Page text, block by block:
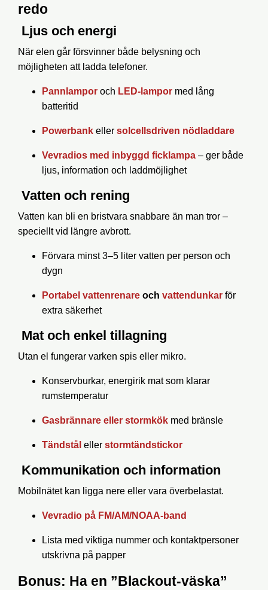
redo
Ljus och energi
När elen går försvinner både belysning och
möjligheten att ladda telefoner.
Pannlampor och LED-lampor med lång
batteritid
Powerbank eller solcellsdriven nödladdare
Vevradios med inbyggd ficklampa – ger både
ljus, information och laddmöjlighet
Vatten och rening
Vatten kan bli en bristvara snabbare än man tror –
speciellt vid längre avbrott.
Förvara minst 3–5 liter vatten per person och
dygn
Portabel vattenrenare och vattendunkar för
extra säkerhet
Mat och enkel tillagning
Utan el fungerar varken spis eller mikro.
Konservburkar, energirik mat som klarar
rumstemperatur
Gasbrännare eller stormkök med bränsle
Tändstål eller stormtändstickor
Kommunikation och information
Mobilnätet kan ligga nere eller vara överbelastat.
Vevradio på FM/AM/NOAA-band
Lista med viktiga nummer och kontaktpersoner
utskrivna på papper
Bonus: Ha en ”Blackout-väska”